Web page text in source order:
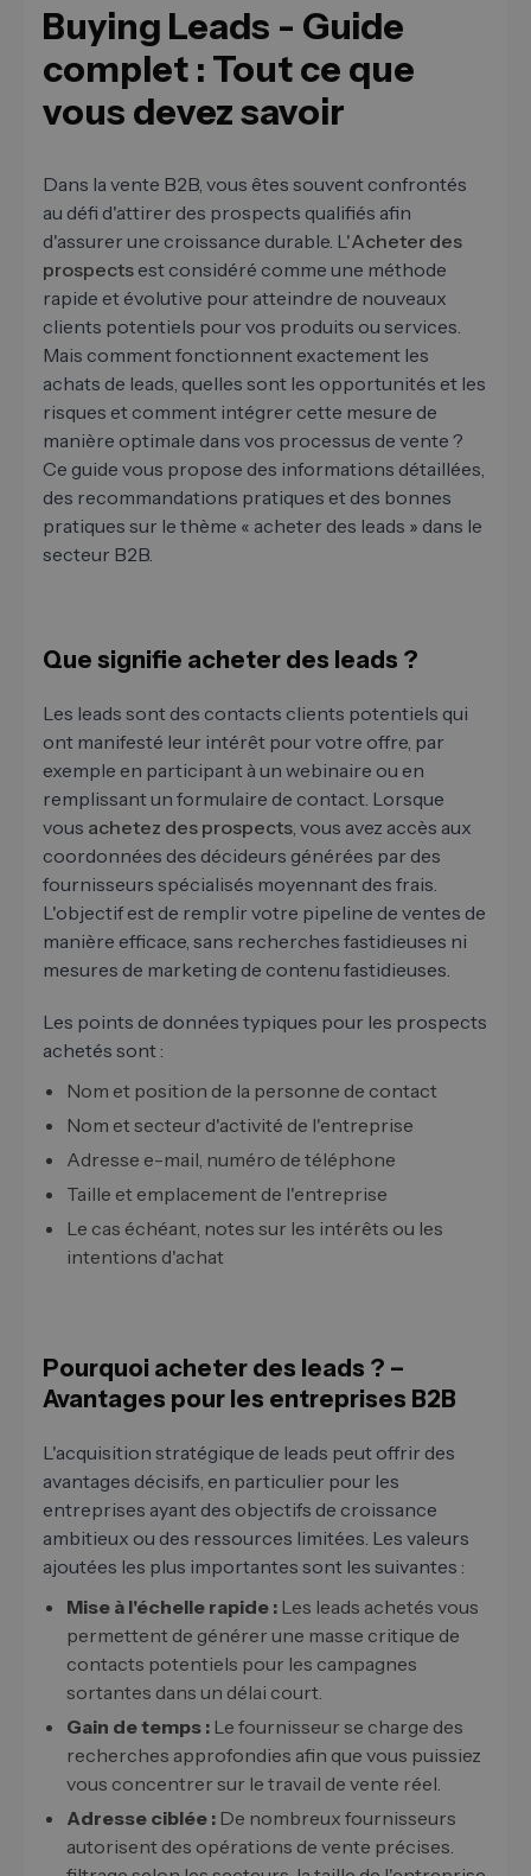
Buying Leads - Guide
complet : Tout ce que
vous devez savoir
Dans la vente B2B, vous êtes souvent confrontés
au défi d'attirer des prospects qualifiés afin
d'assurer une croissance durable. L'Acheter des
prospects est considéré comme une méthode
rapide et évolutive pour atteindre de nouveaux
clients potentiels pour vos produits ou services.
Mais comment fonctionnent exactement les
achats de leads, quelles sont les opportunités et les
risques et comment intégrer cette mesure de
manière optimale dans vos processus de vente ?
Ce guide vous propose des informations détaillées,
des recommandations pratiques et des bonnes
pratiques sur le thème « acheter des leads » dans le
secteur B2B.
Que signifie acheter des leads ?
Les leads sont des contacts clients potentiels qui
ont manifesté leur intérêt pour votre offre, par
exemple en participant à un webinaire ou en
remplissant un formulaire de contact. Lorsque
vous achetez des prospects, vous avez accès aux
coordonnées des décideurs générées par des
fournisseurs spécialisés moyennant des frais.
L'objectif est de remplir votre pipeline de ventes de
manière efficace, sans recherches fastidieuses ni
mesures de marketing de contenu fastidieuses.
Les points de données typiques pour les prospects
achetés sont :
Nom et position de la personne de contact
Nom et secteur d'activité de l'entreprise
Adresse e-mail, numéro de téléphone
Taille et emplacement de l'entreprise
Le cas échéant, notes sur les intérêts ou les
intentions d'achat
Pourquoi acheter des leads ? –
Avantages pour les entreprises B2B
L'acquisition stratégique de leads peut offrir des
avantages décisifs, en particulier pour les
entreprises ayant des objectifs de croissance
ambitieux ou des ressources limitées. Les valeurs
ajoutées les plus importantes sont les suivantes :
Mise à l'échelle rapide : Les leads achetés vous
permettent de générer une masse critique de
contacts potentiels pour les campagnes
sortantes dans un délai court.
Gain de temps : Le fournisseur se charge des
recherches approfondies afin que vous puissiez
vous concentrer sur le travail de vente réel.
Adresse ciblée : De nombreux fournisseurs
autorisent des opérations de vente précises.